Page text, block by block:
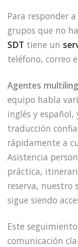
Para responder
grupos que no
SDT tiene un
teléfono, correo
Agentes
equipo habla
inglés y
traducción
rápidamente a
Asistencia
práctica,
reserva, nuestro
sigue siendo
Este
comunicación